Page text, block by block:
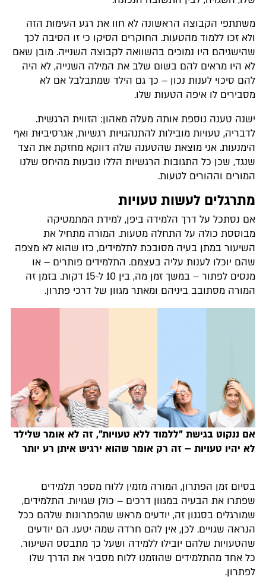
משתתפי הקבוצה הראשונה לא חוו את רגע העימות הזה
ולא זכו ללמוד מהטעות. החוקרים הסיקו כי זו הסיבה לכך
שהישגיהם היו נמוכים בהשוואה לקבוצה השנייה. מובן שאם
לא היו מראים להם בשום שלב את המילה השנייה, לא היה
להם סיכוי לענות נכון – כך גם הילד שמתבלבל אם לא
מסבירים לו איפה הטעות שלו.
ישנה טענה נוספת אותה מעלה מאהון: הזווית הרגשית.
לדבריה, טעויות מובילות להתנהגויות רגשיות, אגרסיביוּת ואף
הימנעות. אני מוצאת שהטענה שלה דווקא מחזקת את הצד
שנגד, שכן כל התגובות הרגשיות הללו נובעות מהיחס שלנו
המורים וההורים לטעות.
מתרגלים לעשות טעויות
אם נסתכל על דרך הלמידה ביפן, למידת המתמטיקה
מבוססת כולה על התחלה מטעות. המורה מתחיל את
השיעור במתן בעיה מסובכת לתלמידים, כזו שהוא לא מצפה
שהם יוכלו לענות עליה בעצמם. התלמידים פותרים – או
מנסים לפתור – במשך זמן מה, בין 10 ל-15 דקות. בזמן זה
המורה מסתובב ביניהם ומאתר מגוון של דרכי פתרון.
אם ננקוט בגישת "ללמוד ללא טעויות", זה לא אומר שלילד
לא יהיו טעויות – זה רק אומר שהוא ירגיש איתן רע יותר
בסיום זמן הפתרון, המורה מזמין ללוח מספר תלמידים
שפתרו את הבעיה במגוון דרכים – כולן שגויות. התלמידים,
שמורגלים בסגנון זה, יודעים מראש שהפתרונות שלהם ככל
הנראה שגויים. לכן, אין להם חרדה שמה יטעו. הם יודעים
שהטעויות שלהם יובילו ללמידה ושעל כך מתבסס השיעור.
כל אחד מהתלמידים שהוזמנו ללוח מסביר את הדרך שלו
לפתרון.